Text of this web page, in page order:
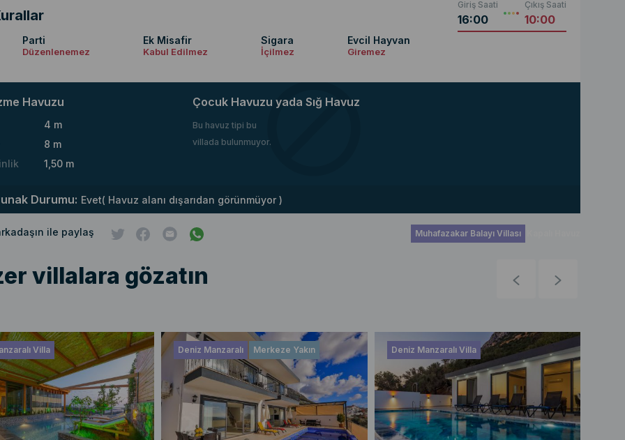
Giriş Saati
16:00
Çıkış Saati
10:00
Parti
Düzenlenemez
Ek Misafir
Kabul Edilmez
Sigara
İçilmez
Evcil Hayvan
Giremez
Havuzu
4 m
8 m
1,50 m
Çocuk Havuzu yada Sığ Havuz
Bu havuz tipi bu
villada bulunmuyor.
Durumu: Evet( Havuz alanı dışarıdan görünmüyor )
ile paylaş Muhafazakar Balayı Villası
villalara gözatın
Villa Deniz Manzaralı Merkeze Yakın Deniz Manzaralı Villa